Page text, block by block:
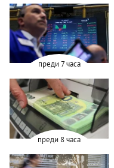
преди 7 часа
преди 8 часа